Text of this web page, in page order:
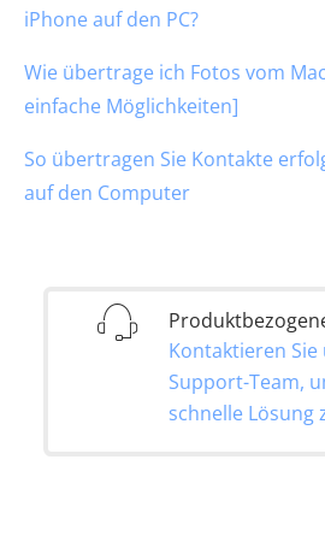
iPhone auf den PC?
Wie übertrage ich Fotos vom
einfache Möglichkeiten]
So übertragen Sie Kontakte
auf den Computer
Kontaktieren Sie
Support-Team,
schnelle Lösung